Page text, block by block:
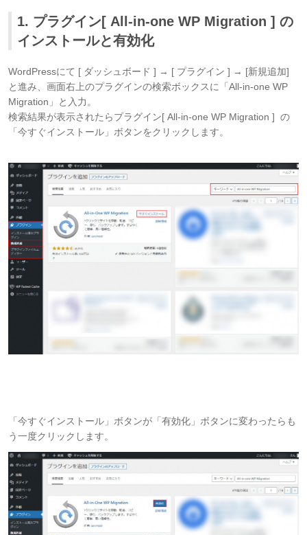
1. プラグイン[ All-in-one WP Migration ] の
インストールと有効化
WordPressにて [ ダッシュボード ] → [ プラグイン ] → [新規追加]
と進み、画面右上のプラグインの検索ボックスに「All-in-one WP
Migration」と入力。
検索結果が表示されたらプラグイン[ All-in-one WP Migration ] の
「今すぐインストール」ボタンをクリックします。
「今すぐインストール」ボタンが「有効化」ボタンに変わったらも
う一度クリックします。